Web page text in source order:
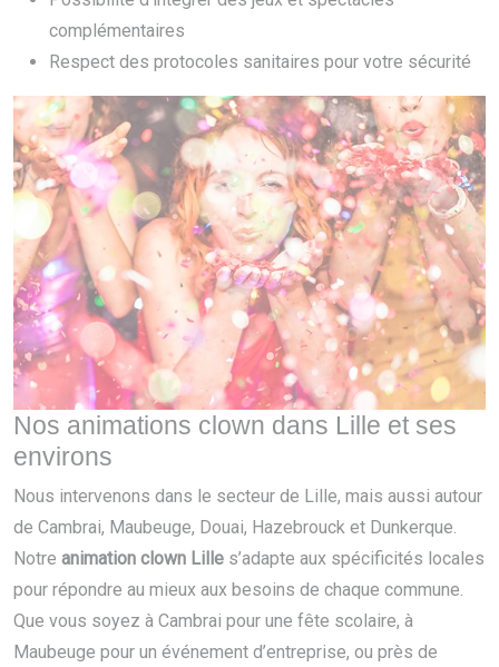
complémentaires
Respect des protocoles sanitaires pour votre sécurité
Nos animations clown dans Lille et ses
environs
Nous intervenons dans le secteur de Lille, mais aussi autour
de Cambrai, Maubeuge, Douai, Hazebrouck et Dunkerque.
Notre animation clown Lille s’adapte aux spécificités locales
pour répondre au mieux aux besoins de chaque commune.
Que vous soyez à Cambrai pour une fête scolaire, à
Maubeuge pour un événement d’entreprise, ou près de